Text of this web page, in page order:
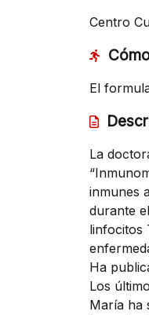
Centro
El
La
inmunes
durante
linfocitos
Ha
Los
María ha